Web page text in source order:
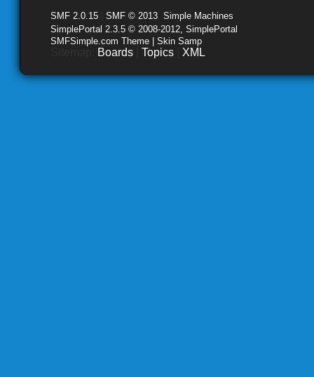
SMF 2.0.15 SMF © 2013 Simple Machines
SimplePortal 2.3.5 © 2008-2012, SimplePortal
SMFSimple.com Theme | Skin Samp
Boards Topics XML